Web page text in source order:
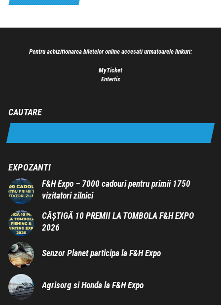
Pentru achizitionarea biletelor online accesati urmatoarele linkuri:
MyTicket
Entertix
CAUTARE
EXPOZANTI
F&H Expo – 7000 cadouri pentru primii 1750
vizitatori zilnici
CÂȘTIGĂ 10 PREMII LA TOMBOLA F&H EXPO
2026
Senzor Planet participa la F&H Expo
Agrisorg si Honda la F&H Expo